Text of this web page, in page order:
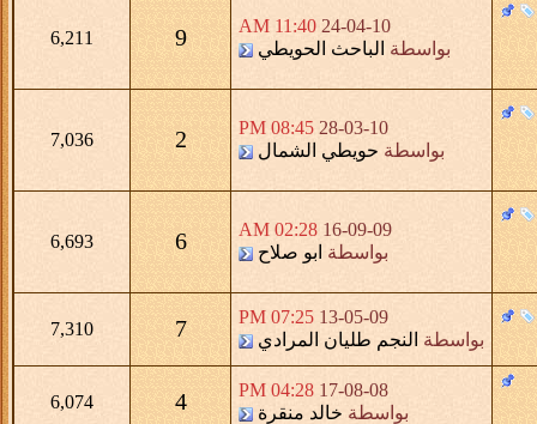
24-04-10
11:40 AM
بواسطة الباحث الحويطي 9
6,211
28-03-10
08:45 PM
بواسطة حويطي الشمال 2
7,036
16-09-09
02:28 AM
بواسطة ابو صلاح 6
6,693
13-05-09
07:25 PM
بواسطة النجم طليان المرادي 7
7,310
17-08-08
04:28 PM
بواسطة خالد منقرة 4
6,074